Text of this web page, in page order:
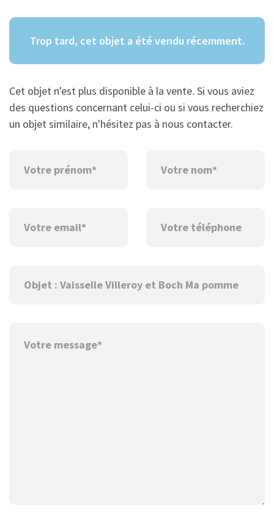
Trop tard, cet objet a été vendu récemment.
Cet objet n'est plus disponible à la vente. Si vous aviez
des questions concernant celui-ci ou si vous recherchiez
un objet similaire, n'hésitez pas à nous contacter.